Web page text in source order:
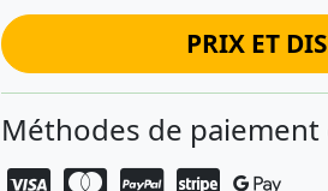
PRIX ET
Méthodes de